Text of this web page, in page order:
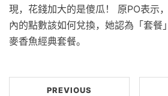
現，花錢加大的是傻瓜！ 原PO表示
內的點數該如何兌換，她認為「套餐
麥香魚經典套餐。
PREVIOUS